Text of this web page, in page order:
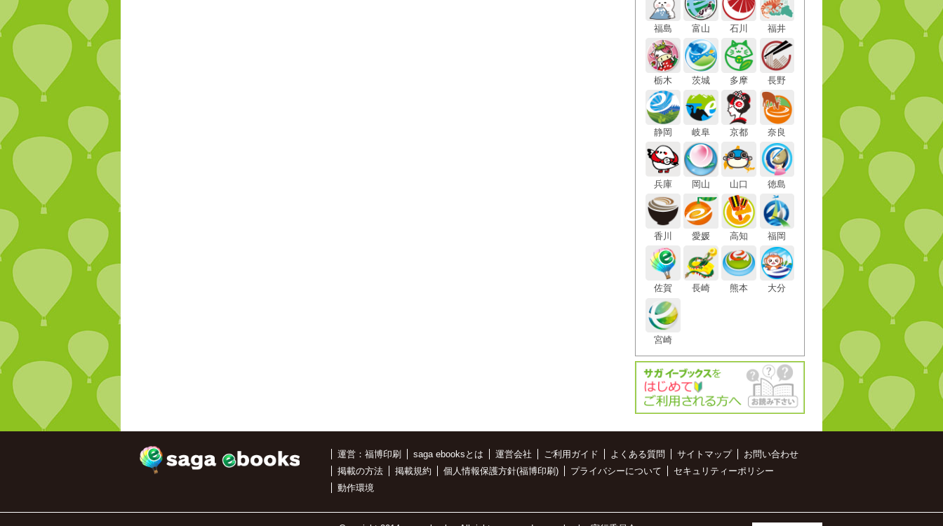
福島 富山 石川 福井
栃木 茨城 多摩 長野
静岡 岐阜 京都 奈良
兵庫 岡山 山口 徳島
香川 愛媛 高知 福岡
佐賀 長崎 熊本 大分
宮崎
運営：福博印刷 saga ebooksとは 運営会社 ご利用ガイド よくある質問 サイトマップ
お問い合わせ
掲載の方法
掲載規約 個人情報保護方針(福博印刷) プライバシーについて
セキュリティーポリシー
動作環境